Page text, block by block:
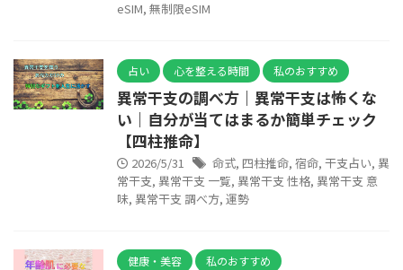
eSIM, 無制限eSIM
占い 心を整える時間 私のおすすめ
異常干支の調べ方｜異常干支は怖くな
い｜自分が当てはまるか簡単チェック
【四柱推命】
2026/5/31 命式, 四柱推命, 宿命, 干支占い, 異
常干支, 異常干支 一覧, 異常干支 性格, 異常干支 意
味, 異常干支 調べ方, 運勢
健康・美容 私のおすすめ